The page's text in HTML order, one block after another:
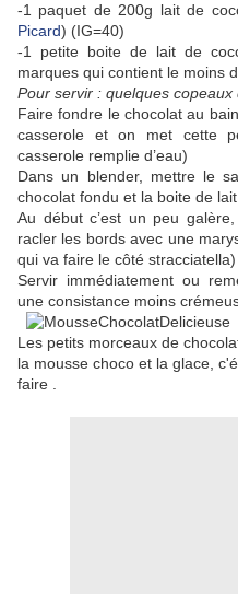
-1 paquet de 200g lait de
Picard) (IG=40)
-1 petite boite de lait de
marques qui contient le moins
Pour servir : quelques copeaux
Faire fondre le chocolat au
casserole et on met cette
casserole remplie d’eau)
Dans un blender, mettre le
chocolat fondu et la boite de lait
Au début c’est un peu
racler les bords avec une
qui va faire le côté stracciatella)
Servir immédiatement ou
une consistance moins
Les petits morceaux de
la mousse choco et la glace,
faire .